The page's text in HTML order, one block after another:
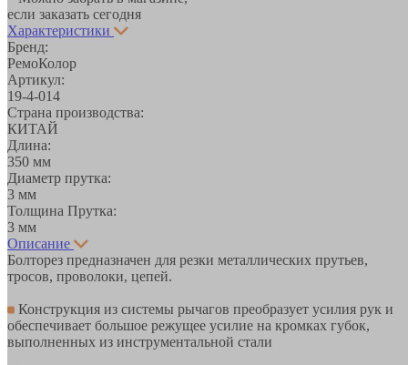
если заказать сегодня
Характеристики
Бренд:
РемоКолор
Артикул:
19-4-014
Страна производства:
КИТАЙ
Длина:
350 мм
Диаметр прутка:
3 мм
Толщина Прутка:
3 мм
Описание
Болторез предназначен для резки металлических прутьев,
тросов, проволоки, цепей.
Конструкция из системы рычагов преобразует усилия рук и
обеспечивает большое режущее усилие на кромках губок,
выполненных из инструментальной стали